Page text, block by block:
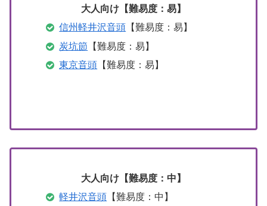
大人向け【難易度：易】
信州軽井沢音頭 【難易度：易】
炭坑節 【難易度：易】
東京音頭 【難易度：易】
大人向け【難易度：中】
軽井沢音頭 【難易度：中】